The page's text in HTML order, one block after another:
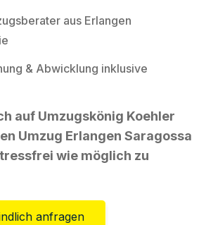
aus Erlangen
& Abwicklung inklusive
auf Umzugskönig Koehler
Umzug Erlangen Saragossa
wie möglich zu
anfragen